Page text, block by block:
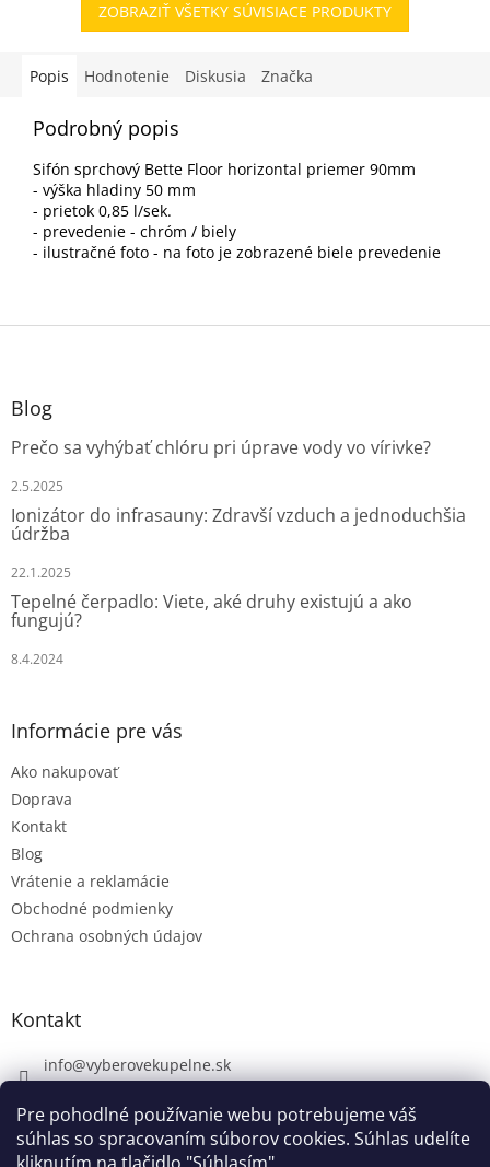
Pre pohodlné používanie webu potrebujeme váš
súhlas so spracovaním súborov cookies. Súhlas udelíte
ZOBRAZIŤ VŠETKY SÚVISIACE PRODUKTY
Popis Hodnotenie Diskusia Značka
Podrobný popis
Sifón sprchový Bette Floor horizontal priemer 90mm
- výška hladiny 50 mm
- prietok 0,85 l/sek.
- prevedenie - chróm / biely
- ilustračné foto - na foto je zobrazené biele prevedenie
Z
Blog
Prečo sa vyhýbať chlóru pri úprave vody vo vírivke?
2.5.2025
Ionizátor do infrasauny: Zdravší vzduch a jednoduchšia
údržba
22.1.2025
Tepelné čerpadlo: Viete, aké druhy existujú a ako
fungujú?
8.4.2024
Informácie pre vás
Ako nakupovať
Doprava
Kontakt
Blog
Vrátenie a reklamácie
Obchodné podmienky
Ochrana osobných údajov
Kontakt
info@vyberovekupelne.sk
https://www.facebook.com/vyberovekoupelny/